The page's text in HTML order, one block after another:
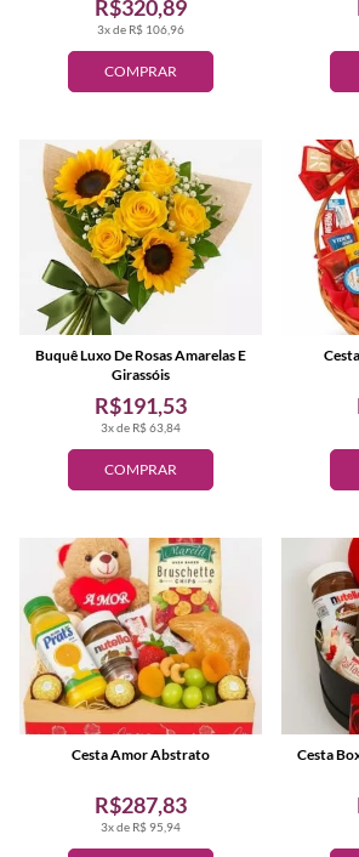
COMPRAR
3x de R$ 106,96
R$320,89
COMPRAR
3x de R$ 63,84
R$191,53
Buquê Luxo De Rosas Amarelas E
Girassóis
3x de R$ 95,94
R$287,83
Cesta Amor Abstrato Cesta